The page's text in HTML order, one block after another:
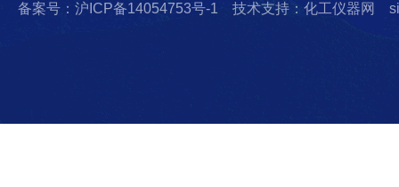
备案号：沪ICP备14054753号-1 技术支持：化工仪器网